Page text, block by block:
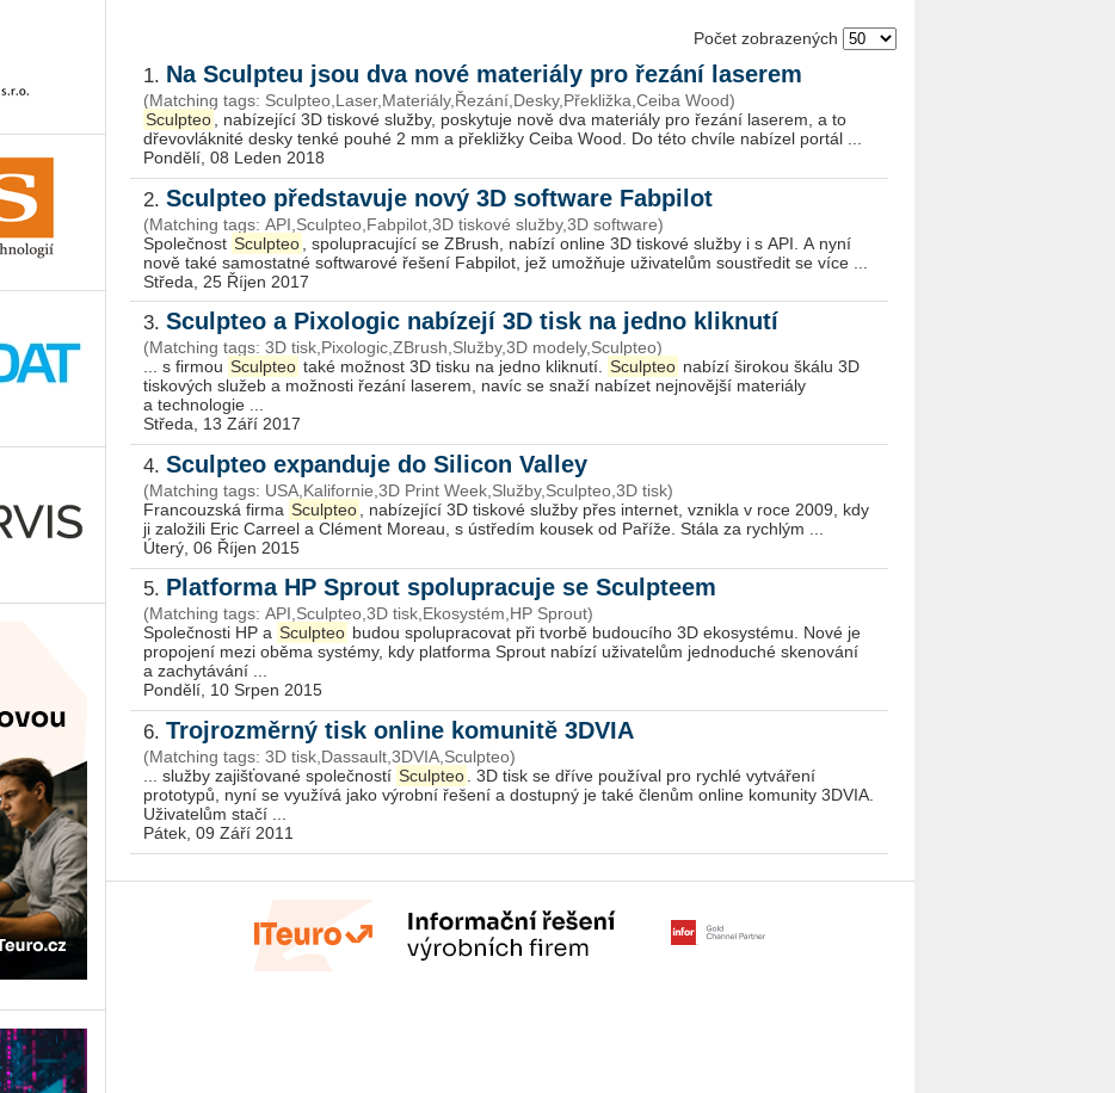
Počet zobrazených
1. Na Sculpteu jsou dva nové materiály pro řezání laserem
(Matching tags: Sculpteo,Laser,Materiály,Řezání,Desky,Překližka,Ceiba Wood)
Sculpteo
, nabízející 3D tiskové služby, poskytuje nově dva materiály pro řezání laserem, a to
dřevovláknité desky tenké pouhé 2 mm a pře­kližky Ceiba Wood. Do této chvíle nabízel portál ...
Pondělí, 08 Leden 2018
2. Sculpteo představuje nový 3D software Fabpilot
(Matching tags: API,Sculpteo,Fabpilot,3D tiskové služby,3D software)
Společnost Sculpteo
, spolupracující se ZBrush, nabízí online 3D tis­kové služby i s API. A nyní
nově také samostatné softwarové řešení Fabpilot, jež umožňuje uživatelům soustředit se více ...
Středa, 25 Říjen 2017
3. Sculpteo a Pixologic nabízejí 3D tisk na jedno kliknutí
(Matching tags: 3D tisk,Pixologic,ZBrush,Služby,3D modely,Sculpteo)
... s firmou Sculpteo také možnost 3D tisku na jedno kliknutí. Sculpteo nabízí širokou škálu 3D
tiskových služeb a možnosti řezání laserem, navíc se snaží nabízet nejnovější materiály
a technologie ...
Středa, 13 Září 2017
4. Sculpteo expanduje do Silicon Valley
(Matching tags: USA,Kalifornie,3D Print Week,Služby,Sculpteo,3D tisk)
Francouzská firma Sculpteo
, nabízející 3D tiskové služby přes internet, vznikla v roce 2009, kdy
ji založili Eric Carreel a Clément Moreau, s ústředím kousek od Paříže. Stála za rychlým ...
Úterý, 06 Říjen 2015
5. Platforma HP Sprout spolupracuje se Sculpteem
(Matching tags: API,Sculpteo,3D tisk,Ekosystém,HP Sprout)
Společnosti HP a Sculpteo budou spolupracovat při tvorbě budoucího 3D ekosystému. Nové je
propojení mezi oběma systémy, kdy platforma Sprout nabízí uživatelům jednoduché skenování
a zachytávání ...
Pondělí, 10 Srpen 2015
6. Trojrozměrný tisk online komunitě 3DVIA
(Matching tags: 3D tisk,Dassault,3DVIA,Sculpteo)
... služby zajišťované společností Sculpteo
. 3D tisk se dříve používal pro rychlé vytváření
prototypů, nyní se využívá jako výrobní řešení a dostupný je také členům online komunity 3DVIA.
Uživatelům stačí ...
Pátek, 09 Září 2011